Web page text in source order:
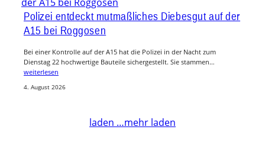
Polizei entdeckt mutmaßliches Diebesgut auf der
A15 bei Roggosen
Bei einer Kontrolle auf der A15 hat die Polizei in der Nacht zum
Dienstag 22 hochwertige Bauteile sichergestellt. Sie stammen…
weiterlesen
4. August 2026
laden …mehr laden